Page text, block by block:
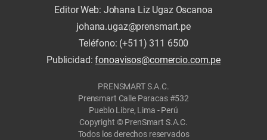
Editor Web: Johana Liz Ugaz Oscanoa
johana.ugaz@prensmart.pe
Teléfono: (+511) 311 6500
Publicidad:fonoavisos@comercio.com.pe
PRENSMART S.A.C.
Prensmart Calle Paracas #532
Pueblo Libre, Lima - Perú
Copyright © PrenSmart S.A.C.
Todos los derechos reservados